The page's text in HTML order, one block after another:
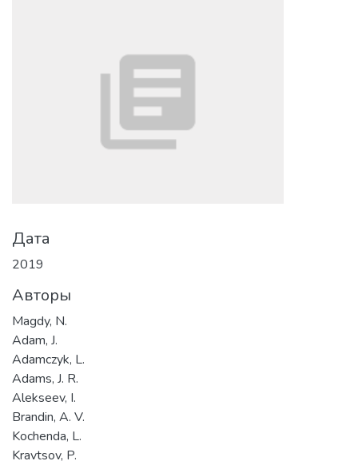
Дата
2019
Авторы
Magdy, N.
Adam, J.
Adamczyk, L.
Adams, J. R.
Alekseev, I.
Brandin, A. V.
Kochenda, L.
Kravtsov, P.